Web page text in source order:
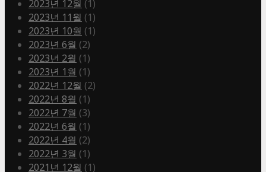
2023년 12월 (1)
2023년 11월 (1)
2023년 10월 (1)
2023년 6월 (2)
2023년 2월 (1)
2023년 1월 (1)
2022년 12월 (2)
2022년 8월 (1)
2022년 7월 (3)
2022년 6월 (1)
2022년 4월 (2)
2022년 3월 (1)
2021년 12월 (1)